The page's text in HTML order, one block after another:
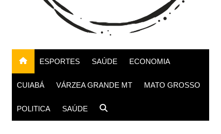
ESPORTES SAÚDE ECONOMIA
CUIABÁ VÁRZEA GRANDE MT MATO GROSSO
POLITICA SAÚDE